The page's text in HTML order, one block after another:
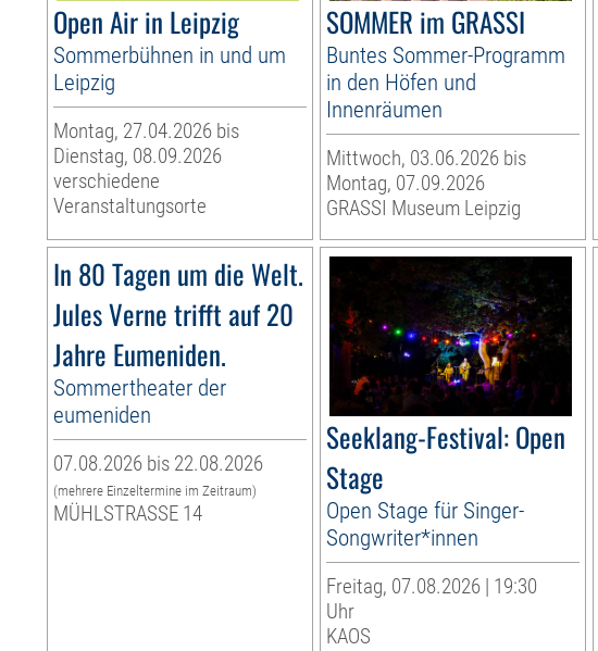
Open Air in Leipzig
Sommerbühnen in und um
Leipzig
Montag, 27.04.2026 bis
Dienstag, 08.09.2026
verschiedene
Veranstaltungsorte
SOMMER im GRASSI
Buntes Sommer-Programm
in den Höfen und
Innenräumen
Mittwoch, 03.06.2026 bis
Montag, 07.09.2026
GRASSI Museum Leipzig
In 80 Tagen um die Welt.
Jules Verne trifft auf 20
Jahre Eumeniden.
Sommertheater der
eumeniden
07.08.2026 bis 22.08.2026
(mehrere Einzeltermine im Zeitraum)
MÜHLSTRASSE 14
Seeklang-Festival: Open
Stage
Open Stage für Singer-
Songwriter*innen
Freitag, 07.08.2026 | 19:30
Uhr
KAOS